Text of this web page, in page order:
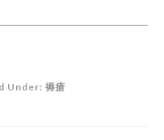
Under: 褥瘡